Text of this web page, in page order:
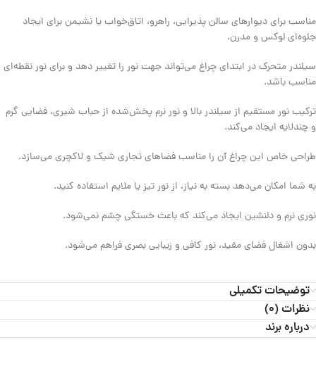
مناسب برای دیوارهای سالن پذیرایی، راهرو، اتاق‌خواب یا نشیمن برای ایجاد
جلوه‌ای لوکس و مدرن.
سیلندر متحرک در ابتدای چراغ می‌تواند جهت نور را تغییر دهد و برای نور نقطه‌ای
مناسب باشد.
ترکیب نور مستقیم از سیلندر بالا و نور نرم پخش‌شده از حباب شیری، فضایی گرم
و چندلایه ایجاد می‌کند.
طراحی خاص این چراغ آن را مناسب فضاهای تجاری شیک و لاکچری می‌سازد.
به شما امکان می‌دهد بسته به نیاز، از نور تیز یا ملایم استفاده کنید.
نوری نرم و دلنشین ایجاد می‌کند که باعث خستگی چشم نمی‌شود.
بدون اشغال فضای مفید، نور کافی و زیبایی بصری فراهم می‌شود.
توضیحات تکمیلی
نظرات (0)
درباره برند